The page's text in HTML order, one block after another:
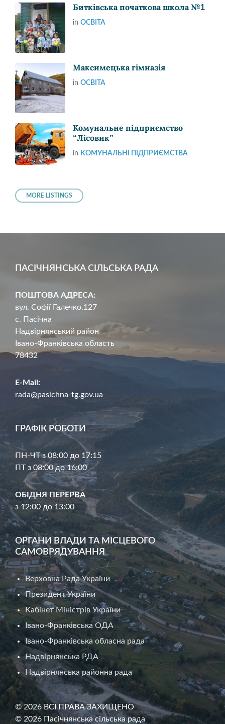
Битківська початкова школа №1
in ОСВІТА
Максимецька гімназія
in ОСВІТА
Комунальне підприємство
“Лісовик”
in КОМУНАЛЬНІ ПІДПРИЄМСТВА
MORE LISTINGS
ПАСІЧНЯНСЬКА СІЛЬСЬКА РАДА
ПОШТОВА АДРЕСА:
вул. Софії Галечко.127
с. Пасічна
Надвірнянський район
Івано-Франківська область
78432
E-Mail:
rada@pasichna-tg.gov.ua
ГРАФІК РОБОТИ
ПН-ЧТ з 08:00 до 17:15
ПТ з 08:00 до 16:00
ОБІДНЯ ПЕРЕРВА
з 12:00 до 13:00
ОРГАНИ ВЛАДИ ТА МІСЦЕВОГО
САМОВРЯДУВАННЯ
Верховна Рада України
Президент України
Кабінет Міністрів України
Івано-Франківська ОДА
Івано-Франківська обласна рада
Надвірнянська РДА
Надвірнянська районна рада
© 2026 ВСІ ПРАВА ЗАХИЩЕНО
© 2026 Пасічнянська сільська рада